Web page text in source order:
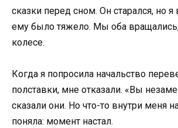
сказки перед сном. Он старался, но я
ему было тяжело. Мы оба
колесе.
Когда я попросила начальство
полставки, мне отказали. «Вы
сказали они. Но что-то внутри меня
поняла: момент настал.